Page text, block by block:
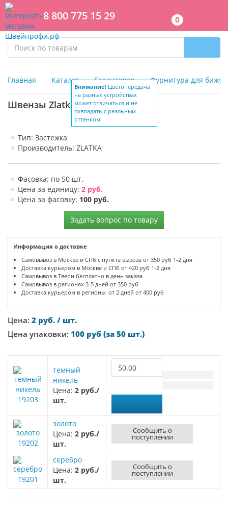
8 800 775 15 29 0
Главная Каталог Галантерея Фурнитура для
Швензы Zlatka DC-072
Внимание!Цветопередача
на разных устройствах
может отличаться и не
совпадать с реальным
оттенком.
Тип: Застежка
Производитель: ZLATKA
Фасовка: по 50 шт.
Цена за единицу: 2 руб.
Цена за фасовку: 100 руб.
Задать вопрос по товару
Информация о доставке
Самовывоз в Москве и СПб с пункта вывоза от 350 руб 1-2 дня
Доставка курьером в Москве и СПб от 420 руб 1-2 дня
Самовывоз в Твери бесплатно в день заказа
Самовывоз в регионах 3-5 дней от 350 руб
Доставка курьером в регионы от 2 дней от 400 руб
Цена: 2 руб. / шт.
Цена упаковки: 100 руб (за 50 шт.)
19203
темный
никель
Цена: 2 руб./
шт.
19202
золото
Цена: 2 руб./
шт.
Сообщить о
поступлении
19201
серебро
Цена: 2 руб./
шт.
Сообщить о
поступлении